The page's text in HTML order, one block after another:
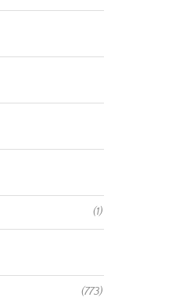
(1)
(773)